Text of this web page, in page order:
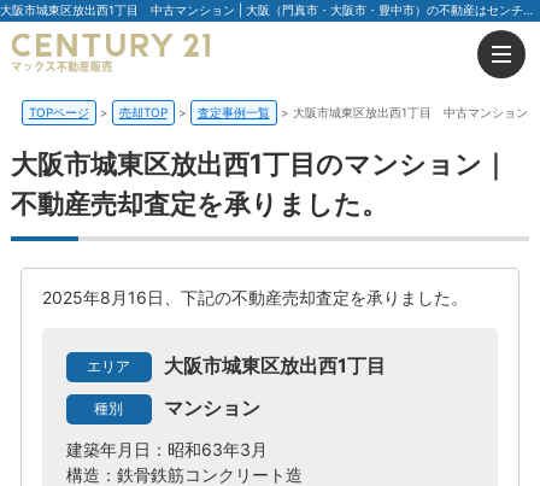
大阪市城東区放出西1丁目 中古マンション | 大阪（門真市・大阪市・豊中市）の不動産はセンチュリー21マックス不動産販売
TOPページ 売却TOP 査定事例一覧 大阪市城東区放出西1丁目 中古マンション
大阪市城東区放出西1丁目のマンション｜
不動産売却査定を承りました。
2025年8月16日、下記の不動産売却査定を承りました。
エリア 大阪市城東区放出西1丁目
種別 マンション
建築年月日：昭和63年3月
構造：鉄骨鉄筋コンクリート造